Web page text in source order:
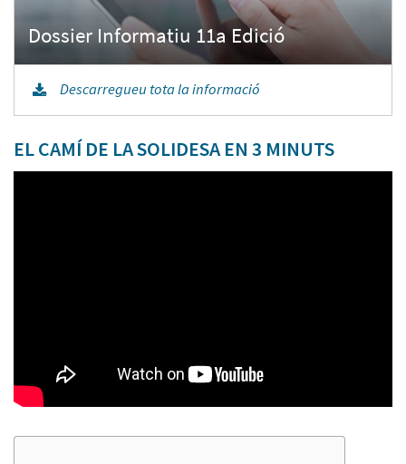
Descarregueu tota la informació
EL CAMÍ DE LA SOLIDESA EN 3 MINUTS